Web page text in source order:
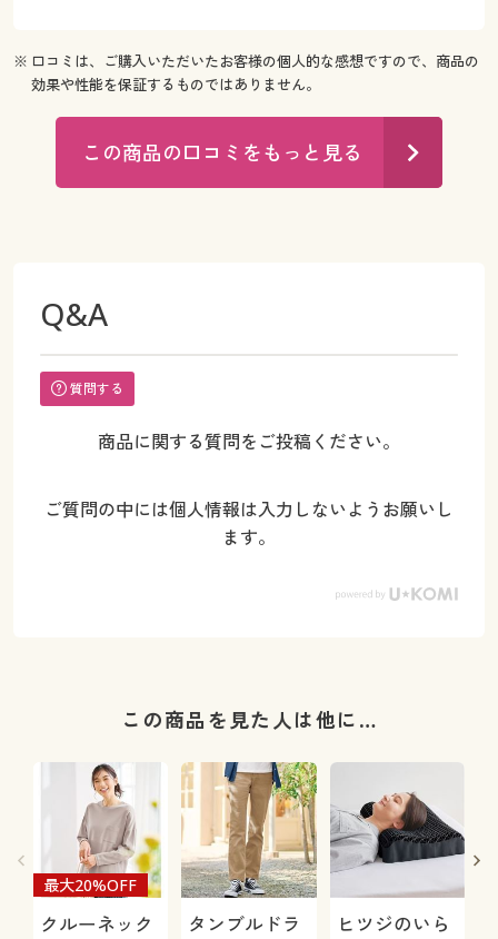
※ 口コミは、ご購入いただいたお客様の個人的な感想ですので、商品の
効果や性能を保証するものではありません。
この商品の口コミをもっと見る
Q&A
質問する
商品に関する質問をご投稿ください。
ご質問の中には個人情報は入力しないようお願いし
ます。
この商品を見た人は他に…
クルーネック
最大20%OFF
タンブルドラ
ヒツジのいら